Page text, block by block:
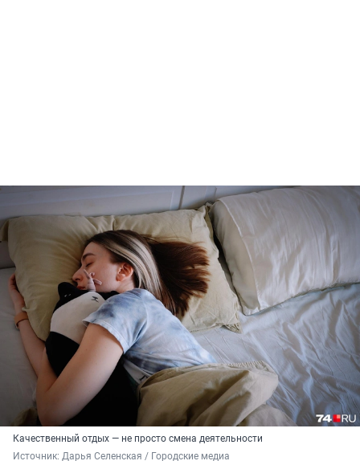
Качественный отдых — не просто смена деятельности
Источник: Дарья Селенская / Городские медиа